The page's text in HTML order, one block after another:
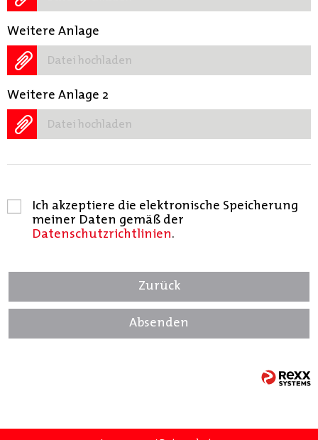
Weitere Anlage
Datei hochladen
Weitere Anlage 2
Datei hochladen
Ich akzeptiere die elektronische Speicherung
meiner Daten gemäß der
Datenschutzrichtlinien.
Zurück
Absenden